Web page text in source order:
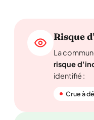
Risque
La
risque
identifié :
Crue à